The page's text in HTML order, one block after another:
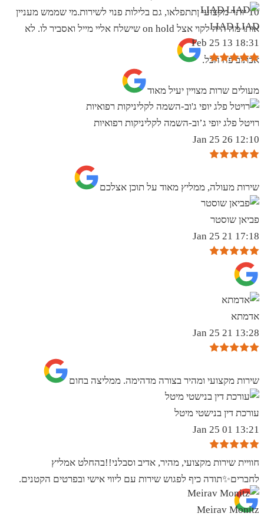
10 יותר מקצועי ןתתפלאו, גם בלילות פנוי לשירות.מי שממש מעניין
אותו מה היה לקוי אצל on hold שישלח אליי מייל ואסביר לו. לא
אכתוב פה הכל.
LIAD LIAD
18:31 13 Feb 25
מעולים שרות מצויין יעיל מאוד
רויטל פלג יופי ג’וב-השמה לקליניקות רפואיות
12:10 26 Jan 25
שירות מעולה, ממליץ מאוד על תוכן אצלכם
פביאן שוסטר
17:18 21 Jan 25
אדמתא
13:28 21 Jan 25
שירות מקצועי ומהיר בצורה מדהימה. ממליצה בחום
עורכת דין בנישטי מיטל
13:21 01 Jan 25
חוויית שירות מקצועי, מהיר, אדיב וסבלני!!בהחלט אמליץ
לחברים✨️תודה כיף לפגוש שירות עם ליווי אישי ובפרטים הקטנים.
Meirav Monitz